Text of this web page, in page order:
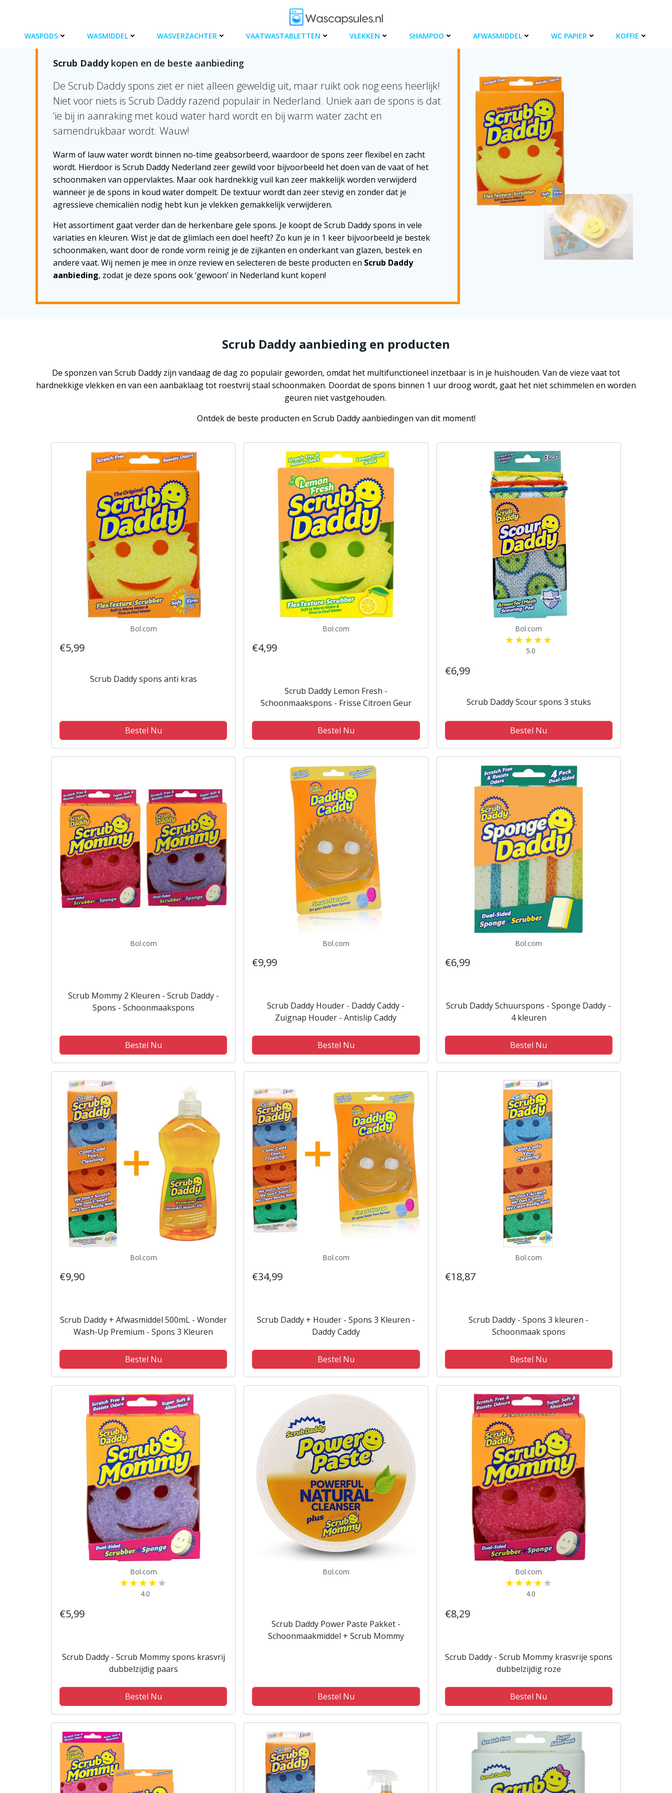
inhoud
WASPODS WASMIDDEL WASVERZACHTER VAATWASTABLETTEN VLEKKEN SHAMPOO AFWASMIDDEL WC PAPIER KOFFIE
SCRUB DADDY
Scrub Daddykopen en de beste aanbieding
De Scrub Daddy spons ziet er niet alleen geweldig uit, maar ruikt ook nog eens heerlijk!
Niet voor niets is Scrub Daddy razend populair in Nederland. Uniek aan de spons is dat
‘ie bij in aanraking met koud water hard wordt en bij warm water zacht en
samendrukbaar wordt. Wauw!
Warm of lauw water wordt binnen no-time geabsorbeerd, waardoor de spons zeer flexibel en zacht
wordt. Hierdoor is Scrub Daddy Nederland zeer gewild voor bijvoorbeeld het doen van de vaat of het
schoonmaken van oppervlaktes. Maar ook hardnekkig vuil kan zeer makkelijk worden verwijderd
wanneer je de spons in koud water dompelt. De textuur wordt dan zeer stevig en zonder dat je
agressieve chemicaliën nodig hebt kun je vlekken gemakkelijk verwijderen.
Het assortiment gaat verder dan de herkenbare gele spons. Je koopt de Scrub Daddy spons in vele
variaties en kleuren. Wist je dat de glimlach een doel heeft? Zo kun je in 1 keer bijvoorbeeld je bestek
schoonmaken, want door de ronde vorm reinig je de zijkanten en onderkant van glazen, bestek en
andere vaat. Wij nemen je mee in onze review en selecteren de beste producten en Scrub Daddy
aanbieding, zodat je deze spons ook ‘gewoon’ in Nederland kunt kopen!
Scrub Daddy aanbieding en producten
De sponzen van Scrub Daddy zijn vandaag de dag zo populair geworden, omdat het multifunctioneel inzetbaar is in je huishouden. Van de vieze vaat tot
hardnekkige vlekken en van een aanbaklaag tot roestvrij staal schoonmaken. Doordat de spons binnen 1 uur droog wordt, gaat het niet schimmelen en worden
geuren niet vastgehouden.
Ontdek de beste producten en Scrub Daddy aanbiedingen van dit moment!
Bol.com
€5,99
Scrub Daddy spons anti kras
Bestel Nu
Bol.com
€4,99
Scrub Daddy Lemon Fresh -
Schoonmaakspons - Frisse Citroen Geur
Bestel Nu
Bol.com
5.0
€6,99
Scrub Daddy Scour spons 3 stuks
Bestel Nu
Bol.com
Scrub Mommy 2 Kleuren - Scrub Daddy -
Spons - Schoonmaakspons
Bestel Nu
Bol.com
€9,99
Scrub Daddy Houder - Daddy Caddy -
Zuignap Houder - Antislip Caddy
Bestel Nu
Bol.com
€6,99
Scrub Daddy Schuurspons - Sponge Daddy -
4 kleuren
Bestel Nu
Bol.com
€9,90
Scrub Daddy + Afwasmiddel 500mL - Wonder
Wash-Up Premium - Spons 3 Kleuren
Bestel Nu
Bol.com
€34,99
Scrub Daddy + Houder - Spons 3 Kleuren -
Daddy Caddy
Bestel Nu
Bol.com
€18,87
Scrub Daddy - Spons 3 kleuren -
Schoonmaak spons
Bestel Nu
Bol.com
4.0
€5,99
Scrub Daddy - Scrub Mommy spons krasvrij
dubbelzijdig paars
Bestel Nu
Bol.com
Scrub Daddy Power Paste Pakket -
Schoonmaakmiddel + Scrub Mommy
Bestel Nu
Bol.com
4.0
€8,29
Scrub Daddy - Scrub Mommy krasvrije spons
dubbelzijdig roze
Bestel Nu